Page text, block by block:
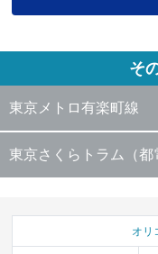
そ
東京メトロ有楽町線
東京さくらトラム（都
オリ